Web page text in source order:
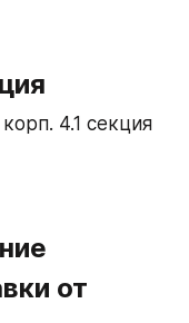
4.1 секция
от